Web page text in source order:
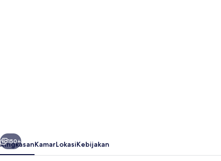
Berikutnya
150+
RingkasanKamarLokasiKebijakan